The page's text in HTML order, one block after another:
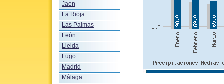
Jaen
La Rioja
Las Palmas
León
Lleida
Lugo
Madrid
Málaga